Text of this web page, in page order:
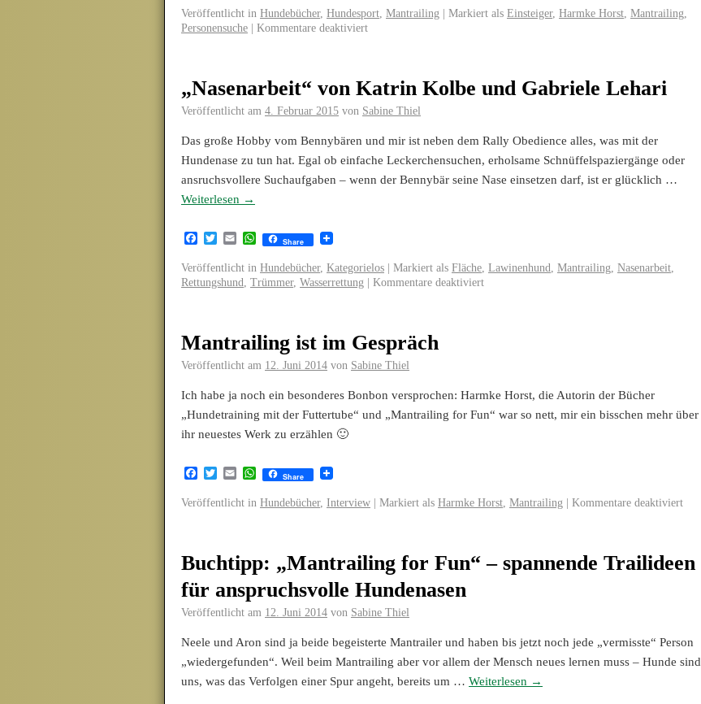
Veröffentlicht in Hundebücher, Hundesport, Mantrailing Markiert als Einsteiger, Harmke Horst, Mantrailing,
Personensuche
Kommentare deaktiviert
„Nasenarbeit“ von Katrin Kolbe und Gabriele Lehari
Veröffentlicht am 4. Februar 2015 von Sabine Thiel
Das große Hobby vom Bennybären und mir ist neben dem Rally Obedience alles, was mit der
Hundenase zu tun hat. Egal ob einfache Leckerchensuchen, erholsame Schnüffelspaziergänge oder
ansruchsvollere Suchaufgaben – wenn der Bennybär seine Nase einsetzen darf, ist er glücklich …
Weiterlesen →
Facebook
TwitterEmailWhatsApp
Share
Veröffentlicht in Hundebücher, Kategorielos Markiert als Fläche, Lawinenhund, Mantrailing, Nasenarbeit,
Rettungshund, Trümmer, Wasserrettung Kommentare deaktiviert
Mantrailing ist im Gespräch
Veröffentlicht am 12. Juni 2014 von Sabine Thiel
Ich habe ja noch ein besonderes Bonbon versprochen: Harmke Horst, die Autorin der Bücher
„Hundetraining mit der Futtertube“ und „Mantrailing for Fun“ war so nett, mir ein bisschen mehr über
ihr neuestes Werk zu erzählen 🙂
Facebook
TwitterEmailWhatsApp
Share
Veröffentlicht in Hundebücher, Interview Markiert als Harmke Horst, Mantrailing Kommentare deaktiviert
Buchtipp: „Mantrailing for Fun“ – spannende Trailideen
für anspruchsvolle Hundenasen
Veröffentlicht am 12. Juni 2014 von Sabine Thiel
Neele und Aron sind ja beide begeisterte Mantrailer und haben bis jetzt noch jede „vermisste“ Person
„wiedergefunden“. Weil beim Mantrailing aber vor allem der Mensch neues lernen muss – Hunde sind
uns, was das Verfolgen einer Spur angeht, bereits um … Weiterlesen →